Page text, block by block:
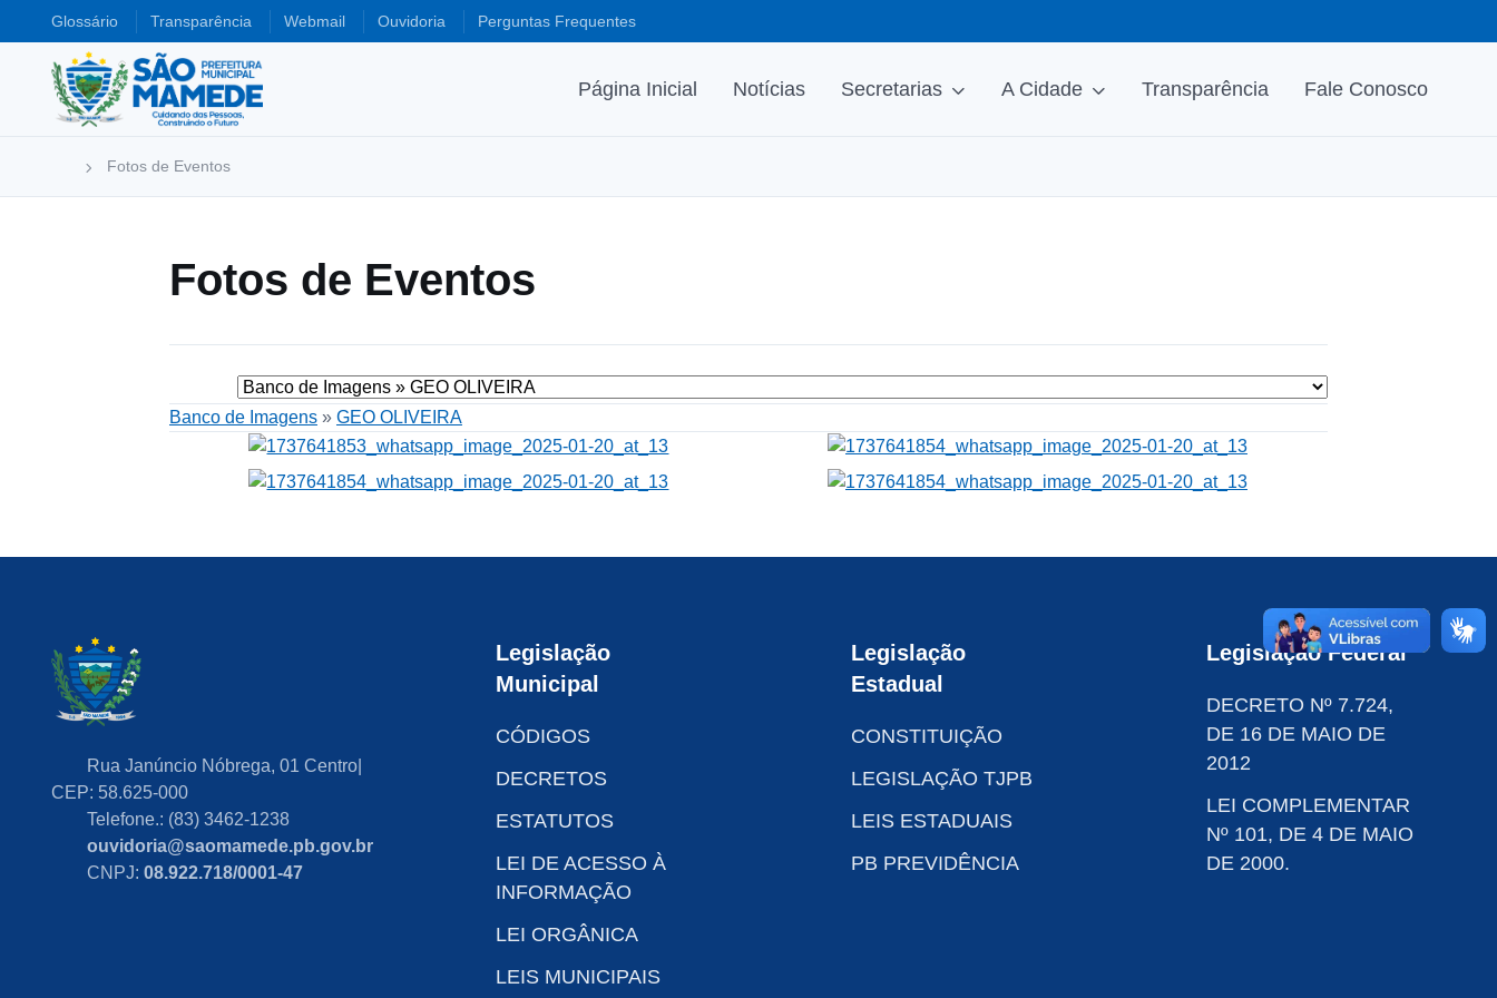
Glossário Transparência Webmail Ouvidoria Perguntas Frequentes
Página Inicial Notícias Secretarias A Cidade Transparência Fale Conosco
Fotos de Eventos
Fotos de Eventos
Banco de Imagens» GEO OLIVEIRA
Rua Janúncio Nóbrega, 01 Centro|
CEP: 58.625-000
Telefone.: (83) 3462-1238
ouvidoria@saomamede.pb.gov.br
CNPJ: 08.922.718/0001-47
Legislação
Municipal
CÓDIGOS
DECRETOS
ESTATUTOS
LEI DE ACESSO À
INFORMAÇÃO
LEI ORGÂNICA
LEIS MUNICIPAIS
Legislação
Estadual
CONSTITUIÇÃO
LEGISLAÇÃO TJPB
LEIS ESTADUAIS
PB PREVIDÊNCIA
Legislação Federal
DECRETO Nº 7.724,
DE 16 DE MAIO DE
2012
LEI COMPLEMENTAR
Nº 101, DE 4 DE MAIO
DE 2000.